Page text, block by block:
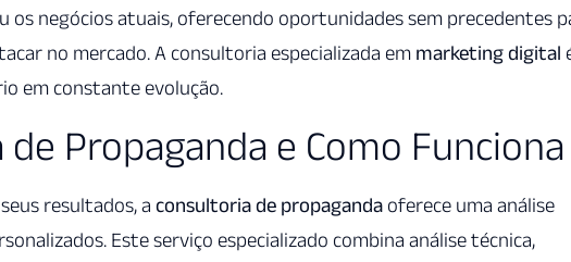
negócios atuais, oferecendo oportunidades sem precedentes
no mercado. A consultoria especializada em marketing digital
em constante evolução.
de Propaganda e Como Funciona
resultados, a consultoria de propaganda oferece uma análise
Este serviço especializado combina análise técnica,